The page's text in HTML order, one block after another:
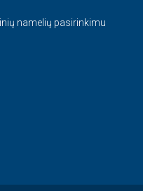
namelių pasirinkimu